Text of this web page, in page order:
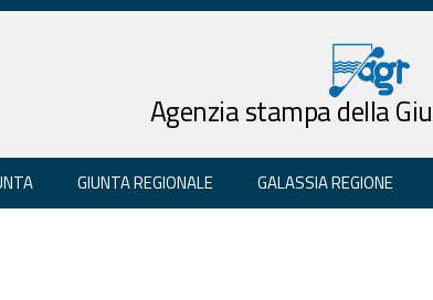
Agenzia stampa della
GIUNTA REGIONALE GALASSIA REGIONE